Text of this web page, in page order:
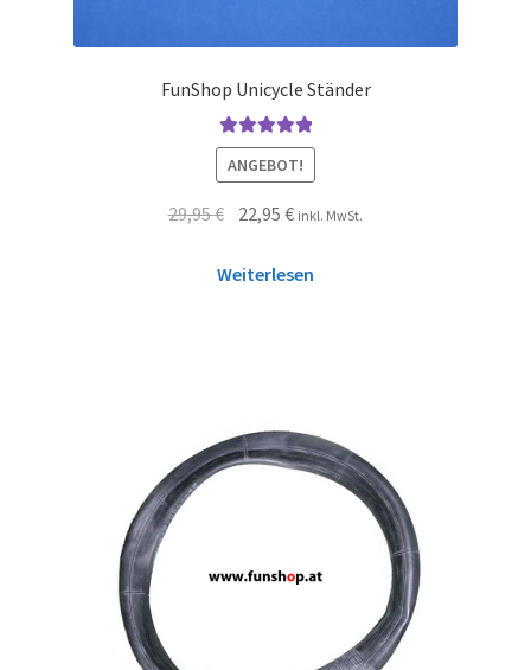
FunShop Unicycle Ständer
Bewertet mit
5.00von 5
ANGEBOT!
29,95€ 22,95€ inkl. MwSt.
Weiterlesen